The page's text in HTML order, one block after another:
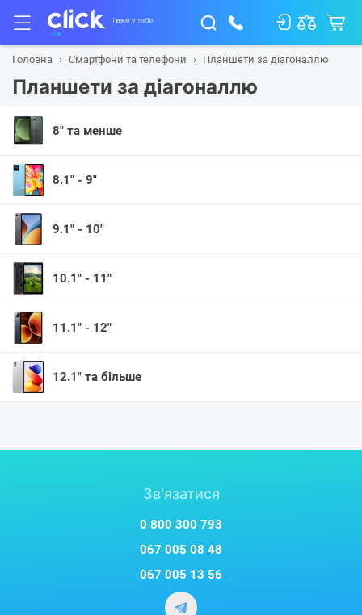
Головна Смартфони та телефони Планшети за діагоналлю
Планшети за діагоналлю
8" та менше
8.1" - 9"
9.1" - 10"
10.1" - 11"
11.1" - 12"
12.1" та більше
Зв'язатися
0 800 300 793
067 005 08 48
067 005 13 56